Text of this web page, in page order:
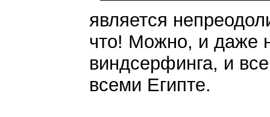
является
что! Можно, и даже
виндсерфинга, и
всеми Египте.